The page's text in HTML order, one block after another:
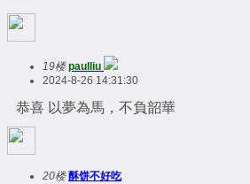
19楼 paulliu
2024-8-26 14:31:30
恭喜 以夢為馬，不負韶華
20楼 酥饼不好吃